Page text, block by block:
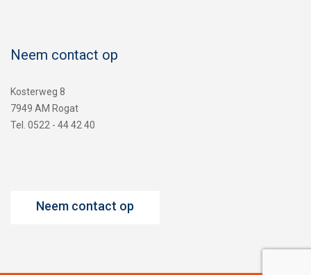
Neem contact op
Kosterweg 8
7949 AM Rogat
Tel. 0522 - 44 42 40
Neem contact op